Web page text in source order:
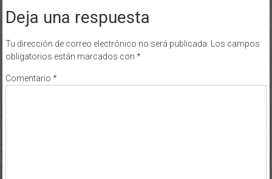
Deja una respuesta
Tu dirección de correo electrónico no será publicada.
Los campos
obligatorios están marcados con *
Comentario *